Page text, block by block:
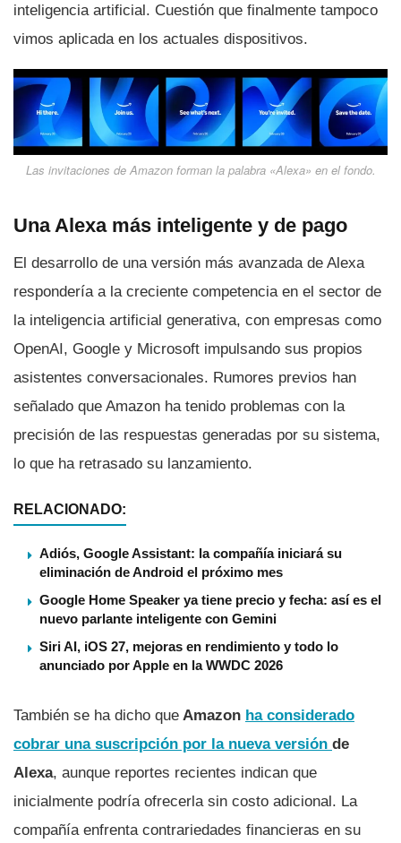
inteligencia artificial. Cuestión que finalmente tampoco
vimos aplicada en los actuales dispositivos.
Las invitaciones de Amazon forman la palabra «Alexa» en el fondo.
Una Alexa más inteligente y de pago
El desarrollo de una versión más avanzada de Alexa
respondería a la creciente competencia en el sector de
la inteligencia artificial generativa, con empresas como
OpenAI, Google y Microsoft impulsando sus propios
asistentes conversacionales. Rumores previos han
señalado que Amazon ha tenido problemas con la
precisión de las respuestas generadas por su sistema,
lo que ha retrasado su lanzamiento.
RELACIONADO:
Adiós, Google Assistant: la compañía iniciará su
eliminación de Android el próximo mes
Google Home Speaker ya tiene precio y fecha: así es el
nuevo parlante inteligente con Gemini
Siri AI, iOS 27, mejoras en rendimiento y todo lo
anunciado por Apple en la WWDC 2026
También se ha dicho que Amazon ha considerado
cobrar una suscripción por la nueva versión de
Alexa, aunque reportes recientes indican que
inicialmente podría ofrecerla sin costo adicional. La
compañía enfrenta contrariedades financieras en su